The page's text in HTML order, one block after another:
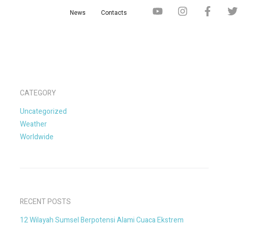
News Contacts
CATEGORY
Uncategorized
Weather
Worldwide
RECENT POSTS
12 Wilayah Sumsel Berpotensi Alami Cuaca Ekstrem